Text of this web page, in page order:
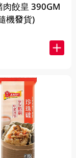
肉餃皇 390GM
機發貨)